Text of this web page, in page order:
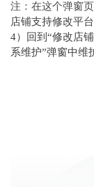
注：在这个弹窗
店铺支持修改平
4）回到“修改店
系维护”弹窗中维